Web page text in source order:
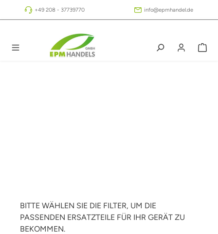
Zum Hauptinhalt springen
+49 208 - 37739770 info@epmhandel.de
BITTE WÄHLEN SIE DIE FILTER, UM DIE
PASSENDEN ERSATZTEILE FÜR IHR GERÄT ZU
BEKOMMEN.